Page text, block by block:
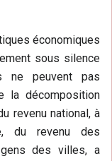
économiques
sous silence
ne peuvent pas
la décomposition
revenu national, à
du revenu des
des villes, a